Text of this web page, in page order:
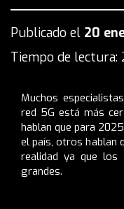
Publicado el 20
Tiempo de lectura:
Muchos
red 5G está más
hablan que para
el país, otros hablan
realidad ya que
grandes.